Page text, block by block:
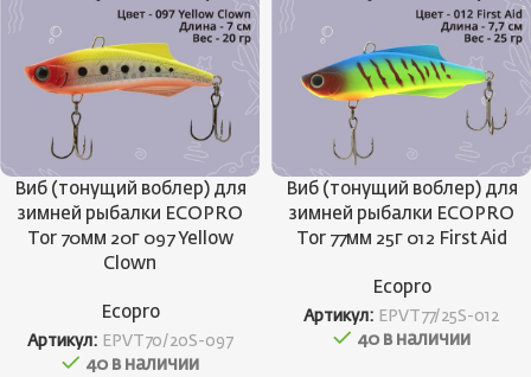
Виб (тонущий воблер) для
зимней рыбалки ECOPRO
Tor 70мм 20г 097 Yellow
Clown
Ecopro
Артикул: EPVT70/20S-097
40 в наличии
Виб (тонущий воблер) для
зимней рыбалки ECOPRO
Tor 77мм 25г 012 First Aid
Ecopro
Артикул: EPVT77/25S-012
40 в наличии